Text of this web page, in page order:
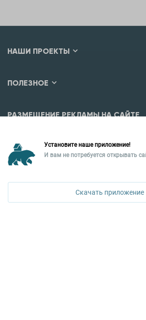
НАШИ ПРОЕКТЫ
ПОЛЕЗНОЕ
РАЗМЕЩЕНИЕ РЕКЛАМЫ НА САЙТЕ
Уральская палата недвижимости
ул. Горького, 65, 0 подъезд, 3 этаж
Установите наше приложение!
И вам не потребуется открывать
Скачать приложение